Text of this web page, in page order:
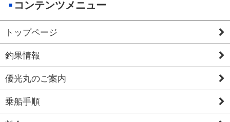
コンテンツメニュー
トップページ
釣果情報
優光丸のご案内
乗船手順